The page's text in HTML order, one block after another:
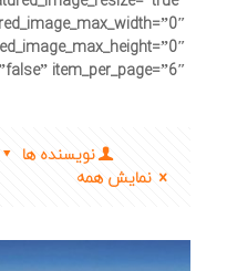
item_per_page=”6″]
نویسنده ها
نمایش همه